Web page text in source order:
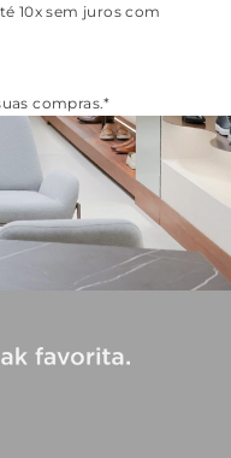
10x sem juros com
compras.*